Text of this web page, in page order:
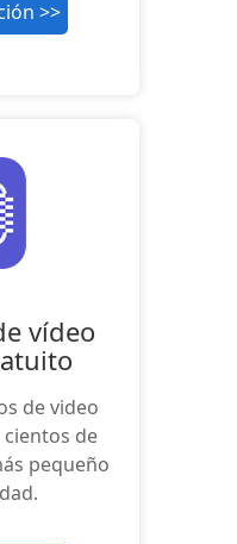
>>
vídeo
de video
de
pequeño